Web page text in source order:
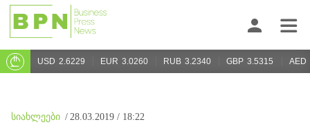
USD 2.6229 EUR 3.0260 RUB 3.2340 GBP 3.5315 AED
სიახლეები / 28.03.2019 / 18:22